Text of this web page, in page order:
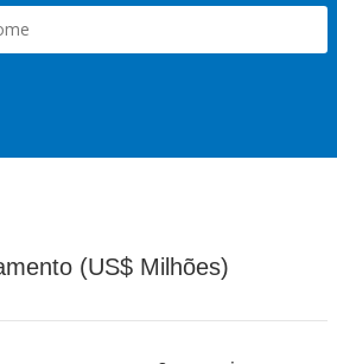
(US$ Milhões)